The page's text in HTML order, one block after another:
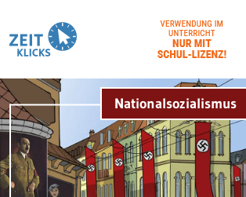
Biographien
Nationalsozialismus